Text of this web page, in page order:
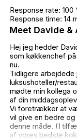
Response rate: 100
Response time: 14
Meet Davide &
Hej jeg hedder
som køkkenchef på
nu.
Tidligere arbejdede
luksushoteller/
mødte min kollega
af din
Vi foretrækker at
vil give en bedre
denne måde. (I
af vores bedste